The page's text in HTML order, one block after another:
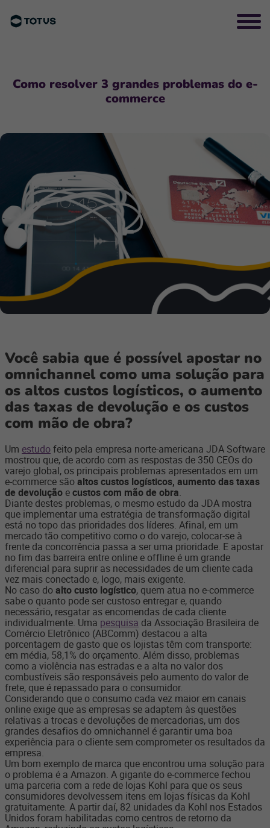
Como resolver 3 grandes problemas do e-
commerce
Você sabia que é possível apostar no
omnichannel como uma solução para
os altos custos logísticos, o aumento
das taxas de devolução e os custos
com mão de obra?
Um estudofeito pela empresa norte-americana JDA Software
mostrou que, de acordo com as respostas de 350 CEOs do
varejo global, os principais problemas apresentados em um
e-commerce sãoaltos custos logísticos, aumento das taxas
de devolução ecustos com mão de obra.
Diante destes problemas, o mesmo estudo da JDA mostra
que implementar uma estratégia de transformação digital
está no topo das prioridades dos líderes. Afinal, em um
mercado tão competitivo como o do varejo, colocar-se à
frente da concorrência passa a ser uma prioridade. E apostar
no fim das barreira entre online e offline é um grande
diferencial para suprir as necessidades de um cliente cada
vez mais conectado e, logo, mais exigente.
No caso doalto custo logístico, quem atua no e-commerce
sabe o quanto pode ser custoso entregar e, quando
necessário, resgatar as encomendas de cada cliente
individualmente. Uma pesquisa da Associação Brasileira de
Comércio Eletrônico (ABComm) destacou a alta
porcentagem de gasto que os lojistas têm com transporte:
em média, 58,1% do orçamento. Além disso, problemas
como a violência nas estradas e a alta no valor dos
combustíveis são responsáveis pelo aumento do valor de
frete, que é repassado para o consumidor.
Considerando que o consumo cada vez maior em canais
online exige que as empresas se adaptem às questões
relativas a trocas e devoluções de mercadorias, um dos
grandes desafios do omnichannel é garantir uma boa
experiência para o cliente sem comprometer os resultados da
empresa.
Um bom exemplo de marca que encontrou uma solução para
o problema é a Amazon. A gigante do e-commerce fechou
uma parceria com a rede de lojas Kohl para que os seus
consumidores devolvessem itens em lojas físicas da Kohl
gratuitamente. A partir daí, 82 unidades da Kohl nos Estados
Unidos foram habilitadas como centros de retorno da